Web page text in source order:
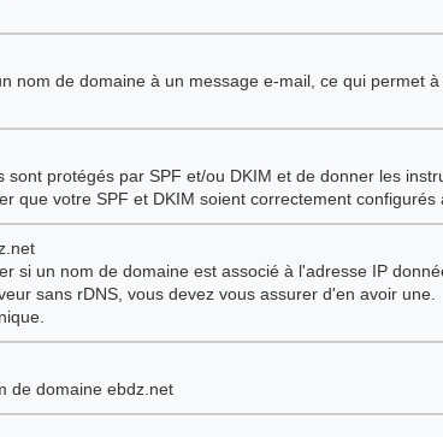
nom de domaine à un message e-mail, ce qui permet
protégés par SPF et/ou DKIM et de donner les
votre SPF et DKIM soient correctement configurés
si un nom de domaine est associé à l'adresse IP
sans rDNS, vous devez vous assurer d'en avoir une.
de domaine ebdz.net